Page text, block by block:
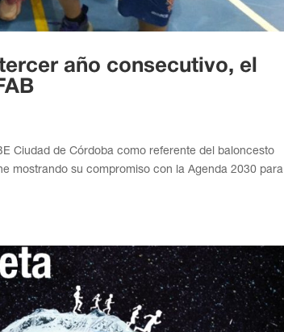
año consecutivo, el
Ciudad de Córdoba como referente del baloncesto
mostrando su compromiso con la Agenda 2030 para